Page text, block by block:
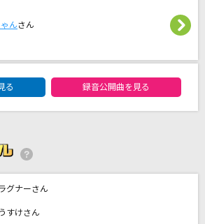
キス(Acoustic ver.)
「メダリスト」アニメバー
んさん
る 録音公開曲を見る
グナーさん
すけさん